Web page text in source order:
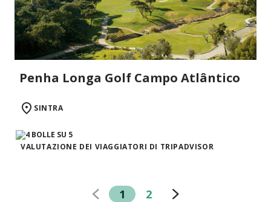
Penha Longa Golf Campo Atlântico
SINTRA
VALUTAZIONE DEI VIAGGIATORI DI TRIPADVISOR
1 2